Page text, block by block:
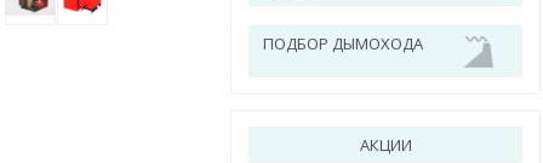
ПОДБОР ДЫМОХОДА
АКЦИИ